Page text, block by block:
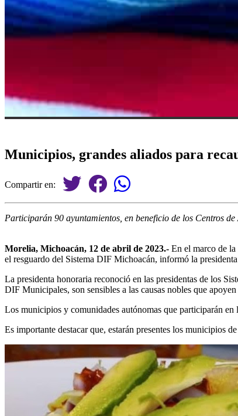
Municipios, grandes aliados para
Compartir en:
Participarán 90 ayuntamientos, en beneficio de los Centros de
Morelia, Michoacán, 12 de abril de 2023.- En el marco de
el resguardo del Sistema DIF Michoacán, informó la
La presidenta honoraria reconoció en las presidentas de los
DIF Municipales, son sensibles a las causas nobles que
Los municipios y comunidades autónomas que participarán
Es importante destacar que, estarán presentes los municipios